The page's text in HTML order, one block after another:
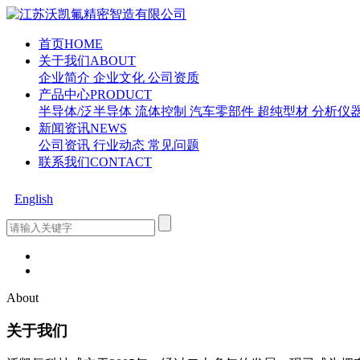
首页HOME
关于我们ABOUT
企业简介 企业文化 公司资质
产品中心PRODUCT
半导体/泛半导体 流体控制 汽车零部件 超纯型材 分析仪
新闻资讯NEWS
公司资讯 行业动态 常见问题
联系我们CONTACT
English
About
关于我们